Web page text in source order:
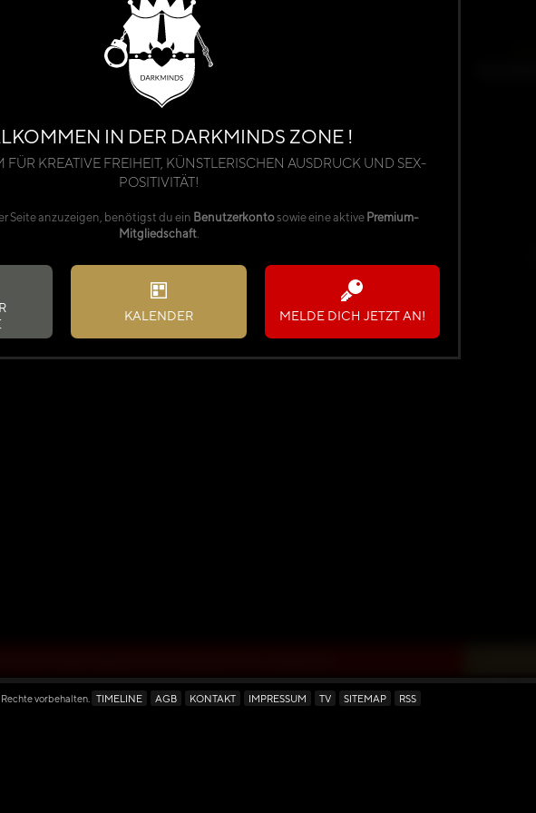
IN DER DARKMINDS ZONE !
FÜR KREATIVE FREIHEIT, KÜNSTLERISCHEN AUSDRUCK UND SEX-
POSITIVITÄT!
Seite anzuzeigen, benötigst du ein Benutzerkontosowie eine aktive Premium-
Mitgliedschaft.
KALENDER MELDE DICH JETZT AN!
Rechte vorbehalten. TIMELINE AGB KONTAKT IMPRESSUM TV SITEMAP RSS